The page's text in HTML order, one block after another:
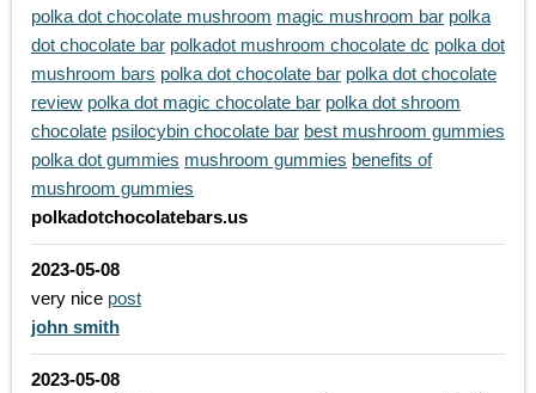
polka dot chocolate mushroom magic mushroom bar polka
dot chocolate bar polkadot mushroom chocolate dc polka dot
mushroom bars polka dot chocolate bar polka dot chocolate
review polka dot magic chocolate bar polka dot shroom
chocolate psilocybin chocolate bar best mushroom gummies
polka dot gummies mushroom gummies benefits of
mushroom gummies
polkadotchocolatebars.us
2023-05-08
very nice post
john smith
2023-05-08